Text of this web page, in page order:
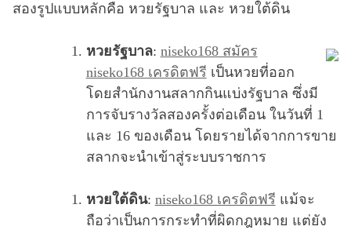
สองรูปแบบหลักคือ หวยรัฐบาล และ หวยใต้ดิน
หวยรัฐบาล: niseko168 สมัคร
niseko168 เครดิตฟรี เป็นหวยที่ออก
โดยสำนักงานสลากกินแบ่งรัฐบาล ซึ่งมี
การจับรางวัลสองครั้งต่อเดือน ในวันที่ 1
และ 16 ของเดือน โดยรายได้จากการขาย
สลากจะนำเข้าสู่ระบบราชการ
หวยใต้ดิน: niseko168 เครดิตฟรี แม้จะ
ถือว่าเป็นการกระทำที่ผิดกฎหมาย แต่ยัง